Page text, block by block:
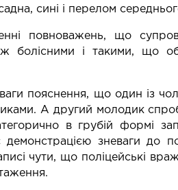
сині і перелом
повноважень, що
болісними і такими, що
пояснення, що один із
А другий молодик
в грубій формі
зневаги до
чути, що поліцейські